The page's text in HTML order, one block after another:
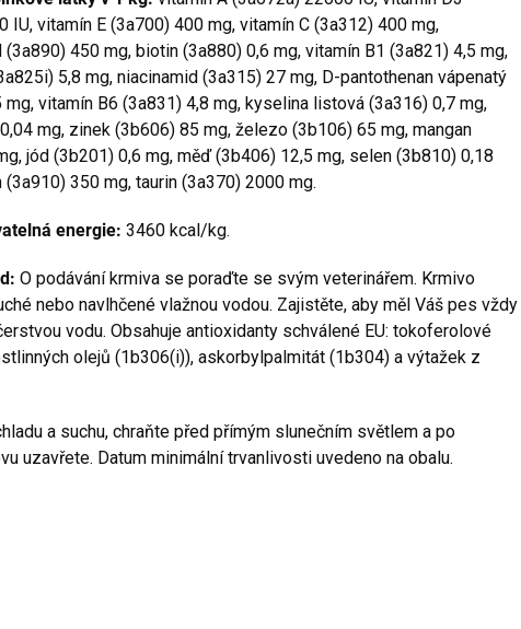
IU, vitamín E (3a700) 400 mg, vitamín C (3a312) 400 mg,
450 mg, biotin (3a880) 0,6 mg, vitamín B1 (3a821) 4,5 mg,
5,8 mg, niacinamid (3a315) 27 mg, D-pantothenan vápenatý
mg, vitamín B6 (3a831) 4,8 mg, kyselina listová (3a316) 0,7 mg,
mg, zinek (3b606) 85 mg, železo (3b106) 65 mg, mangan
jód (3b201) 0,6 mg, měď (3b406) 12,5 mg, selen (3b810) 0,18
(3a910) 350 mg, taurin (3a370) 2000 mg.
energie: 3460 kcal/kg.
O podávání krmiva se poraďte se svým veterinářem. Krmivo
nebo navlhčené vlažnou vodou. Zajistěte, aby měl Váš pes vždy
vodu. Obsahuje antioxidanty schválené EU: tokoferolové
olejů (1b306(i)), askorbylpalmitát (1b304) a výtažek z
a suchu, chraňte před přímým slunečním světlem a po
uzavřete. Datum minimální trvanlivosti uvedeno na obalu.